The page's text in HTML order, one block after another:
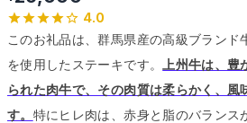
4.0
このお礼品は、群馬県産の高級ブランド
を使用したステーキです。
上州牛は、
られた肉牛で、その肉質は柔らかく、風
す。 特にヒレ肉は、赤身と脂のバランス